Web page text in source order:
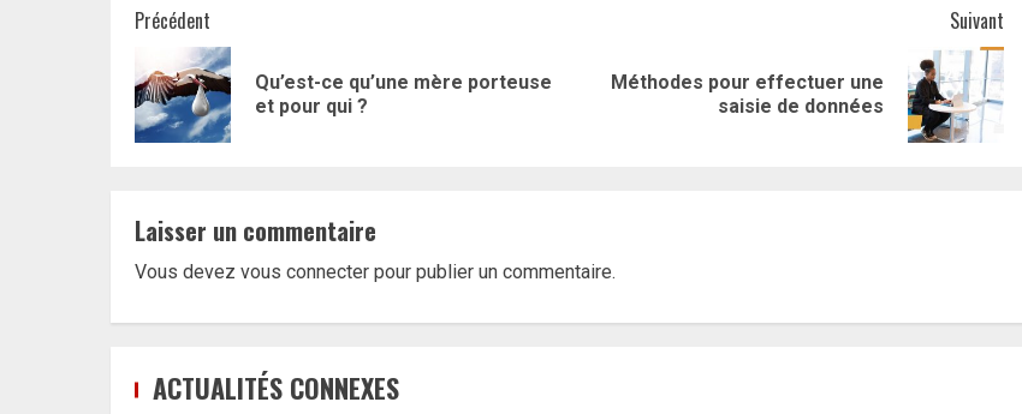
Navigation
d’article
Précédent
Article
Qu’est-ce qu’une mère porteuse
et pour qui ?
Suivant
ArticleMéthodes pour effectuer une
saisie de données
Laisser un commentaire
Vous devez vous connecter pour publier un commentaire.
ACTUALITÉS CONNEXES